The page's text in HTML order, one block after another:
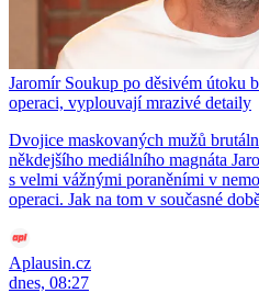
Jaromír Soukup po děsivém útoku
operaci, vyplouvají mrazivé detaily
Dvojice maskovaných mužů
někdejšího mediálního magnáta
s velmi vážnými poraněními v
operaci. Jak na tom v současné
Aplausin.cz
dnes, 08:27